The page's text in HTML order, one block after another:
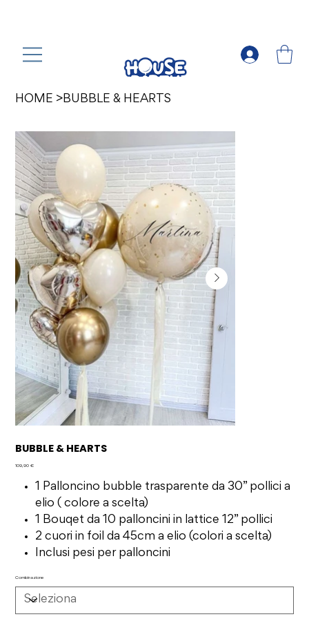
HOME >BUBBLE & HEARTS
BUBBLE & HEARTS
Prezzo
109,90 €
1 Palloncino bubble trasparente da 30” pollici a
elio ( colore a scelta)
1 Bouqet da 10 palloncini in lattice 12” pollici
2 cuori in foil da 45cm a elio (colori a scelta)
Inclusi pesi per palloncini
Combinazione